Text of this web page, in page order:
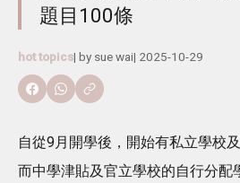
題目100條
hot topics| by sue wai| 2025-10-29
自從9月開學後，開始有私立學校
而中學津貼及官立學校的自行分配